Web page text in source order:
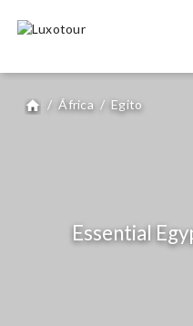
home / África / Egito
Essential